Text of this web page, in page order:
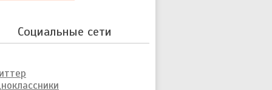
Социальные сети